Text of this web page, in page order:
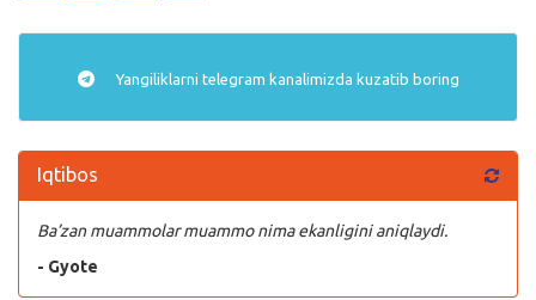
Yangiliklarni telegram kanalimizda kuzatib boring
Iqtibos
Ba’zan muammolar muammo nima ekanligini aniqlaydi.
- Gyote